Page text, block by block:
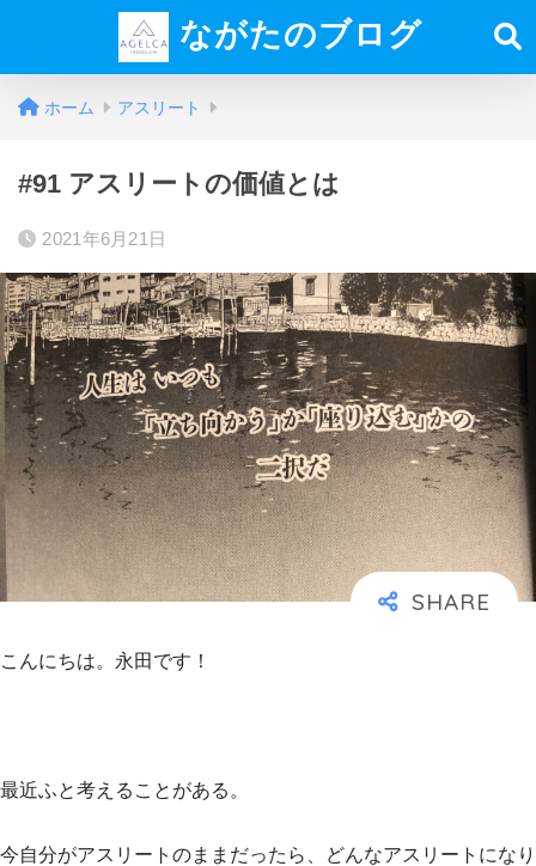
ながたのブログ
ホーム アスリート
#91 アスリートの価値とは
2021年6月21日
こんにちは。永田です！
最近ふと考えることがある。
今自分がアスリートのままだったら、どんなアスリートになり